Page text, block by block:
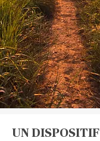
UN DISPOSITIF